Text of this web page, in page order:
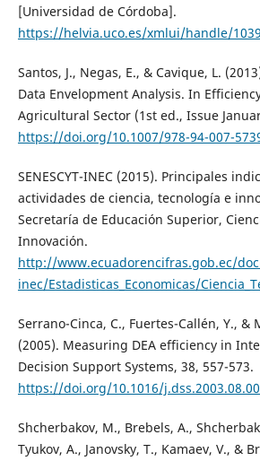
[Universidad de Córdoba].
https://helvia.uco.es/xmlui/handle/
Santos, J., Negas, E., & Cavique, L.
Data Envelopment Analysis. In
Agricultural Sector (1st ed., Issue
https://doi.org/10.1007/978-94-007-
SENESCYT-INEC (2015). Principales
actividades de ciencia, tecnología e
Secretaría de Educación Superior,
Innovación.
http://www.ecuadorencifras.gob.ec/
inec/Estadisticas_Economicas/
Serrano-Cinca, C., Fuertes-Callén, Y., &
(2005). Measuring DEA efficiency in
Decision Support Systems, 38, 557-573.
https://doi.org/10.1016/
Shcherbakov, M., Brebels, A.,
Tyukov, A., Janovsky, T., Kamaev, V., &